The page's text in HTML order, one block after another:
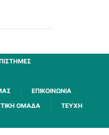
ΕΠΙΚΟΙΝΩΝΙΑ
ΟΜΑΔΑ
ΤΕΥΧΗ